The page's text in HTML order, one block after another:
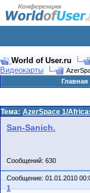
World of User.ru
Видеокарты
Главная
Тема: AzerSpace 1/
San-Sanich.
Сообщений: 630
Сообщение: 01.01.2010
1